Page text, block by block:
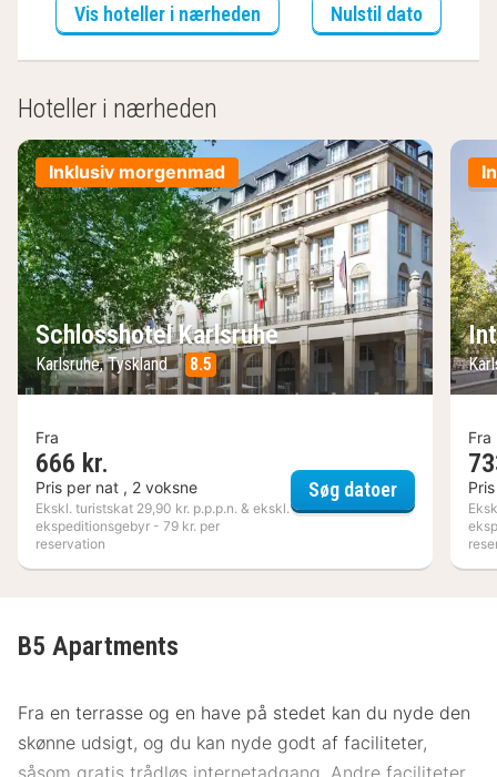
Vis hoteller i nærheden Nulstil dato
Hoteller i nærheden
Inklusiv morgenmad
Schlosshotel Karlsruhe
Karlsruhe, Tyskland 8.5
Fra
666 kr.
Pris per nat , 2 voksne
Ekskl. turistskat 29,90 kr. p.p.p.n. & ekskl.
ekspeditionsgebyr - 79 kr. per
reservation
Søg datoer
Fra
B5 Apartments
Fra en terrasse og en have på stedet kan du nyde den
skønne udsigt, og du kan nyde godt af faciliteter,
såsom gratis trådløs internetadgang. Andre faciliteter